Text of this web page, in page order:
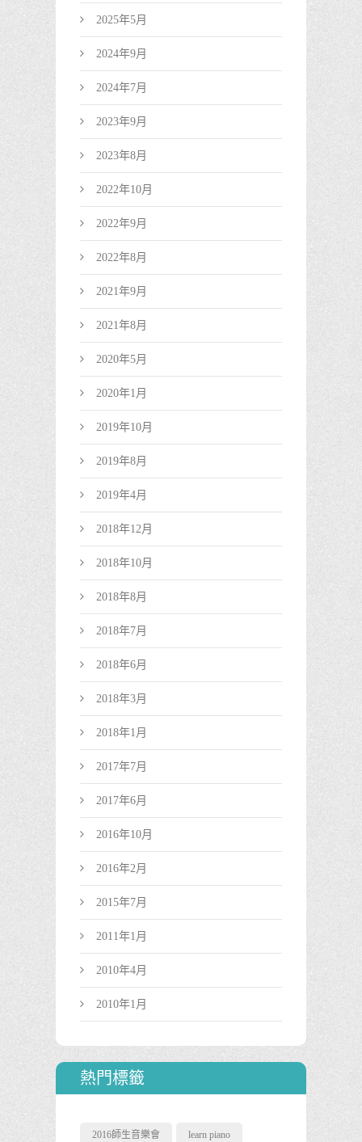
2025年5月
2024年9月
2024年7月
2023年9月
2023年8月
2022年10月
2022年9月
2022年8月
2021年9月
2021年8月
2020年5月
2020年1月
2019年10月
2019年8月
2019年4月
2018年12月
2018年10月
2018年8月
2018年7月
2018年6月
2018年3月
2018年1月
2017年7月
2017年6月
2016年10月
2016年2月
2015年7月
2011年1月
2010年4月
2010年1月
熱門標籤
2016師生音樂會 learn piano